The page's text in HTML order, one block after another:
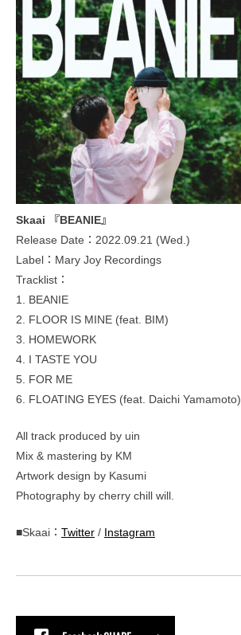
Skaai 『BEANIE』
Release Date：2022.09.21 (Wed.)
Label：Mary Joy Recordings
Tracklist：
1. BEANIE
2. FLOOR IS MINE (feat. BIM)
3. HOMEWORK
4. I TASTE YOU
5. FOR ME
6. FLOATING EYES (feat. Daichi Yamamoto)
All track produced by uin
Mix & mastering by KM
Artwork design by Kasumi
Photography by cherry chill will.
■Skaai： Twitter / Instagram